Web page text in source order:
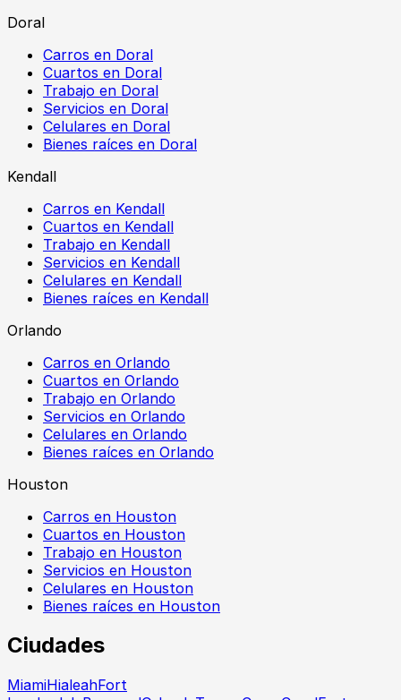
Doral
Carros en Doral
Cuartos en Doral
Trabajo en Doral
Servicios en Doral
Celulares en Doral
Bienes raíces en Doral
Kendall
Carros en Kendall
Cuartos en Kendall
Trabajo en Kendall
Servicios en Kendall
Celulares en Kendall
Bienes raíces en Kendall
Orlando
Carros en Orlando
Cuartos en Orlando
Trabajo en Orlando
Servicios en Orlando
Celulares en Orlando
Bienes raíces en Orlando
Houston
Carros en Houston
Cuartos en Houston
Trabajo en Houston
Servicios en Houston
Celulares en Houston
Bienes raíces en Houston
Ciudades
MiamiHialeahFort